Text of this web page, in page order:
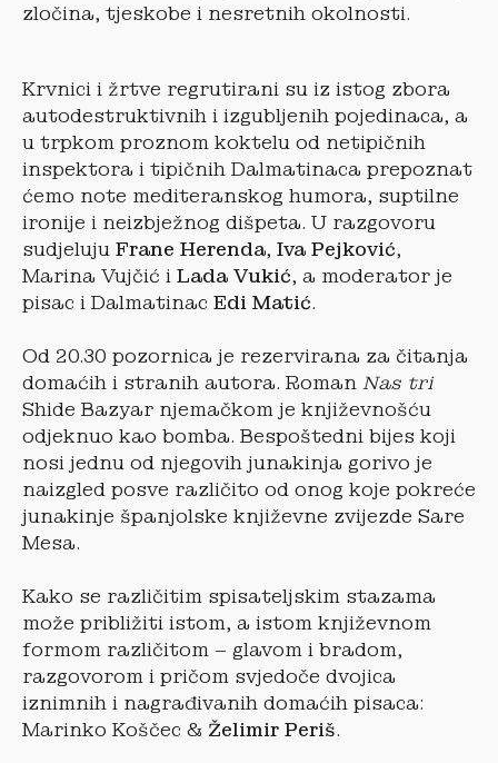
zločina, tjeskobe i nesretnih okolnosti.
Krvnici i žrtve regrutirani su iz istog zbora
autodestruktivnih i izgubljenih pojedinaca, a
u trpkom proznom koktelu od netipičnih
inspektora i tipičnih Dalmatinaca prepoznat
ćemo note mediteranskog humora, suptilne
ironije i neizbježnog dišpeta. U razgovoru
sudjeluju Frane Herenda, Iva Pejković,
Marina Vujčić i Lada Vukić, a moderator je
pisac i Dalmatinac Edi Matić.
Od 20.30 pozornica je rezervirana za čitanja
domaćih i stranih autora. Roman Nas tri
Shide Bazyar njemačkom je književnošću
odjeknuo kao bomba. Bespoštedni bijes koji
nosi jednu od njegovih junakinja gorivo je
naizgled posve različito od onog koje pokreće
junakinje španjolske književne zvijezde Sare
Mesa.
Kako se različitim spisateljskim stazama
može približiti istom, a istom književnom
formom različitom – glavom i bradom,
razgovorom i pričom svjedoče dvojica
iznimnih i nagrađivanih domaćih pisaca:
Marinko Koščec & Želimir Periš.